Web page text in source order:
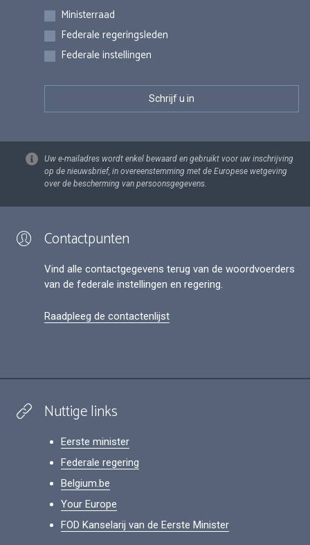
Inschrijvingen
Ministerraad
Federale regeringsleden
Federale instellingen
Uw e-mailadres wordt enkel bewaard en gebruikt voor uw inschrijving
op de nieuwsbrief, in overeenstemming met de Europese wetgeving
over de bescherming van persoonsgegevens.
Contactpunten
Vind alle contactgegevens terug van de woordvoerders
van de federale instellingen en regering.
Raadpleeg de contactenlijst
Nuttige links
Eerste minister
Federale regering
Belgium.be
Your Europe
FOD Kanselarij van de Eerste Minister